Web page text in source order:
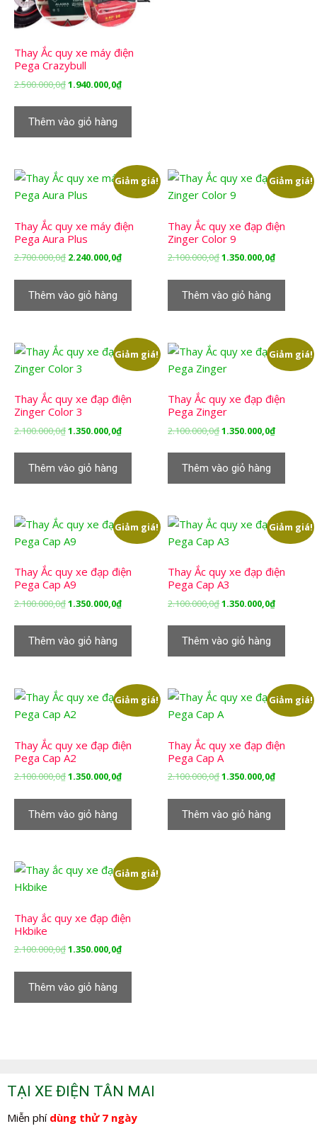
Thay Ắc quy xe máy điện
Pega Crazybull
2.500.000,0₫Giá
2.500.000,0₫.
1.940.000,0₫Giá
1.940.000,0₫.
Thêm vào giỏ hàng
Giảm giá!
Thay Ắc quy xe máy điện
Pega Aura Plus
2.700.000,0₫ Giá
2.700.000,0₫.
2.240.000,0₫Giá
2.240.000,0₫.
Thêm vào giỏ hàng
Giảm giá!
Thay Ắc quy xe đạp điện
Zinger Color 9
2.100.000,0₫Giá
2.100.000,0₫.
1.350.000,0₫Giá
Thêm vào giỏ hàng
Giảm giá!
Thay Ắc quy xe đạp điện
Zinger Color 3
2.100.000,0₫Giá
2.100.000,0₫.
1.350.000,0₫Giá
1.350.000,0₫.
Thêm vào giỏ hàng
Giảm giá!
Thay Ắc quy xe đạp điện
Pega Zinger
2.100.000,0₫Giá
2.100.000,0₫.
1.350.000,0₫Giá
Thêm vào giỏ hàng
Giảm giá!
Thay Ắc quy xe đạp điện
Pega Cap A9
2.100.000,0₫Giá
2.100.000,0₫.
1.350.000,0₫Giá
1.350.000,0₫.
Thêm vào giỏ hàng
Giảm giá!
Thay Ắc quy xe đạp điện
Pega Cap A3
2.100.000,0₫Giá
2.100.000,0₫.
1.350.000,0₫Giá
Thêm vào giỏ hàng
Giảm giá!
Thay Ắc quy xe đạp điện
Pega Cap A2
2.100.000,0₫Giá
2.100.000,0₫.
1.350.000,0₫Giá
1.350.000,0₫.
Thêm vào giỏ hàng
Giảm giá!
Thay Ắc quy xe đạp điện
Pega Cap A
2.100.000,0₫Giá
2.100.000,0₫.
1.350.000,0₫Giá
Thêm vào giỏ hàng
Giảm giá!
Thay ắc quy xe đạp điện
Hkbike
2.100.000,0₫Giá
2.100.000,0₫.
1.350.000,0₫Giá
1.350.000,0₫.
Thêm vào giỏ hàng
TẠI XE ĐIỆN TÂN MAI
Miễn phí dùng thử 7 ngày